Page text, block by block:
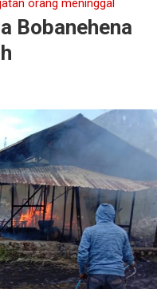
orang meninggal
Bobanehena